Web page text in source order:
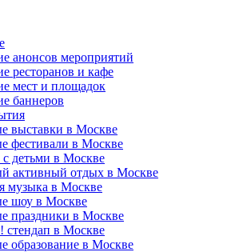
анонсов мероприятий
ресторанов и кафе
мест и площадок
баннеров
выставки в Москве
фестивали в Москве
с детьми в Москве
активный отдых в Москве
музыка в Москве
шоу в Москве
праздники в Москве
стендап в Москве
образование в Москве